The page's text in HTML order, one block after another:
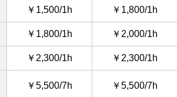
￥1,500/1h ￥1,800/1h
￥1,800/1h ￥2,000/1h
￥2,300/1h ￥2,300/1h
￥5,500/7h ￥5,500/7h